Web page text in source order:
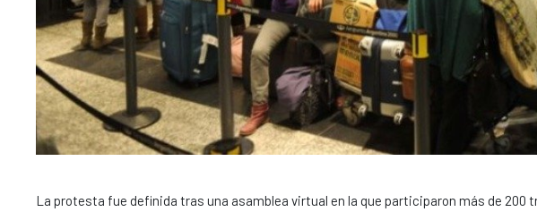
La protesta fue definida tras una asamblea virtual en la que participaron más de